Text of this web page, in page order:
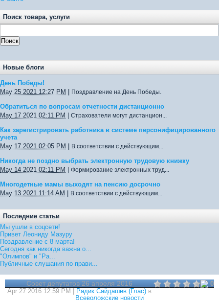
Поиск товара, услуги
Новые блоги
День Победы!
May 25 2021 12:27 PM
Поздравление на День Победы.
Обратиться по вопросам отчетности дистанционно
May 17 2021 02:11 PM
Страхователи могут дистанцион...
Как зарегистрировать работника в системе персонифицированного
учета
May 17 2021 02:05 PM
В соответствии с действующим...
Никогда не поздно выбрать электронную трудовую книжку
May 14 2021 02:11 PM
Формирование электронных труд...
Многодетные мамы выходят на пенсию досрочно
May 13 2021 11:14 AM
В соответствии с действующим...
Последние статьи
Мы ушли в соцсети!
Привет Леониду Мазуру
Поздравление с 8 марта!
Сегодня как никогда важна о...
"Олимпов" и "Ра...
Публичные слушания по прави...
0
Совет депутатов 26 апреля 2016
Apr 27 2016 12:59 PM | Радик Сайдашев (Глас)в
Всеволожские новости